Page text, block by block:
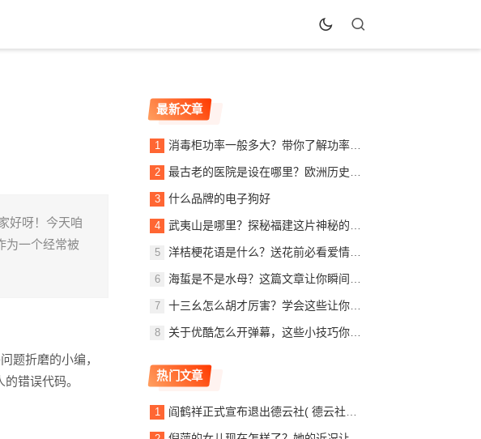
好呀！今天咱
为一个经常被
题折磨的小编，
错误代码。
最新文章
消毒柜功率一般多大？带你了解功率背后的秘密！
最古老的医院是设在哪里？欧洲历史悠久的医疗机构介绍
什么品牌的电子狗好
武夷山是哪里？探秘福建这片神秘的旅游胜地
洋桔梗花语是什么？送花前必看爱情寓意解读
海蜇是不是水母？这篇文章让你瞬间明白！
十三幺怎么胡才厉害？学会这些让你成为高手
关于优酷怎么开弹幕，这些小技巧你一定要知道，让看剧更有味
热门文章
阎鹤祥正式宣布退出德云社( 德云社还能像以前一样吗)